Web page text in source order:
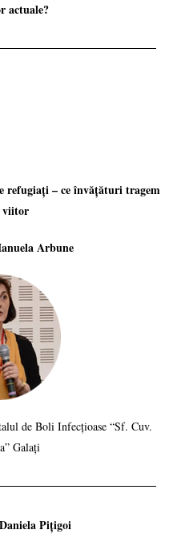
actuale?
refugiați – ce învățături tragem
viitor
Arbune
de Boli Infecțioase “Sf. Cuv.
Galați
Pițigoi